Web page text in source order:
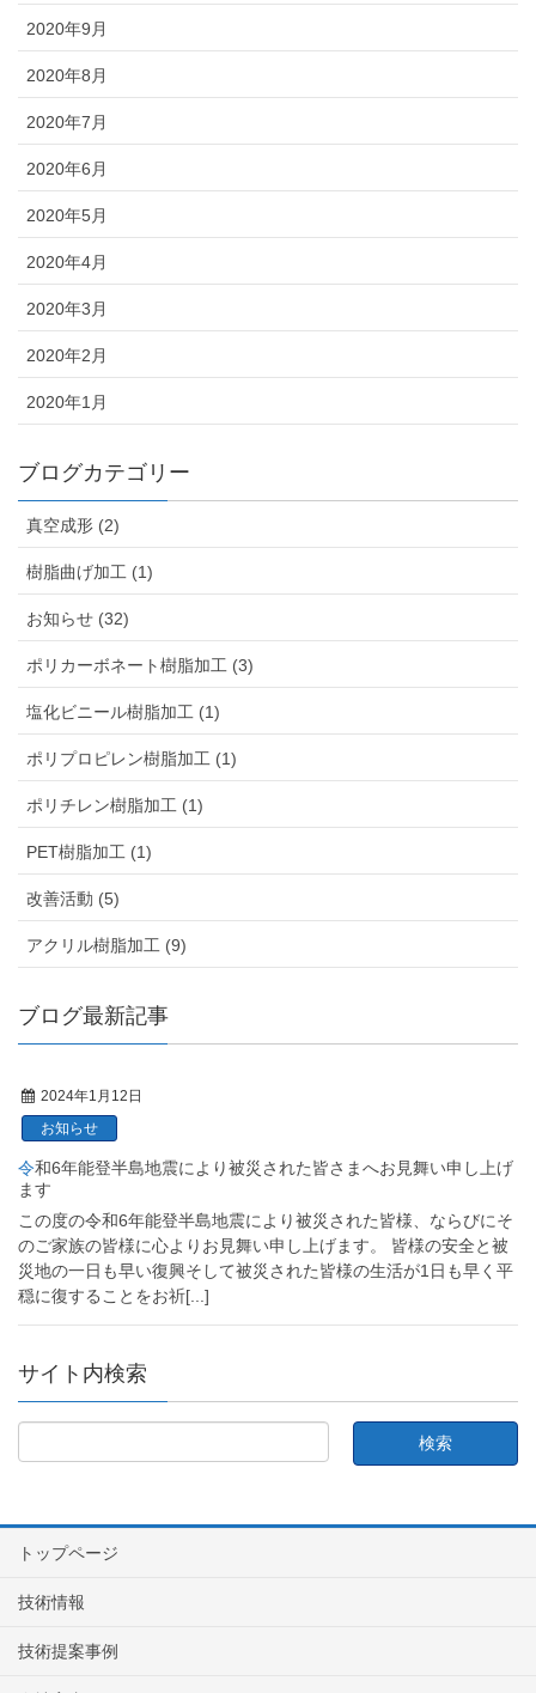
2020年9月
2020年8月
2020年7月
2020年6月
2020年5月
2020年4月
2020年3月
2020年2月
2020年1月
ブログカテゴリー
真空成形 (2)
樹脂曲げ加工 (1)
お知らせ (32)
ポリカーボネート樹脂加工 (3)
塩化ビニール樹脂加工 (1)
ポリプロピレン樹脂加工 (1)
ポリチレン樹脂加工 (1)
PET樹脂加工 (1)
改善活動 (5)
アクリル樹脂加工 (9)
ブログ最新記事
2024年1月12日
お知らせ
令和6年能登半島地震により被災された皆さまへお見舞い申し上げ
ます
この度の令和6年能登半島地震により被災された皆様、ならびにそ
のご家族の皆様に心よりお見舞い申し上げます。 皆様の安全と被
災地の一日も早い復興そして被災された皆様の生活が1日も早く平
穏に復することをお祈[...]
サイト内検索
トップページ
技術情報
技術提案事例